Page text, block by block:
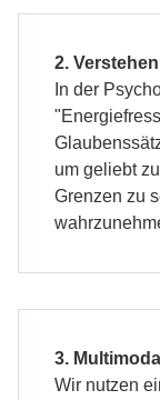
2.
In der
um geliebt
Grenzen zu
3.
Wir nutzen